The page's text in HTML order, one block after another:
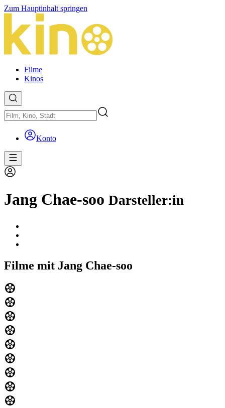
Zum Hauptinhalt springen
Filme
Kinos
Konto
Jang Chae-soo Darsteller:in
Filme mit Jang Chae-soo